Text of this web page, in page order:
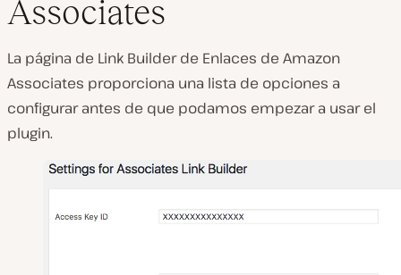
Associates
La página de Link Builder de Enlaces de Amazon
Associates proporciona una lista de opciones a
configurar antes de que podamos empezar a usar el
plugin.